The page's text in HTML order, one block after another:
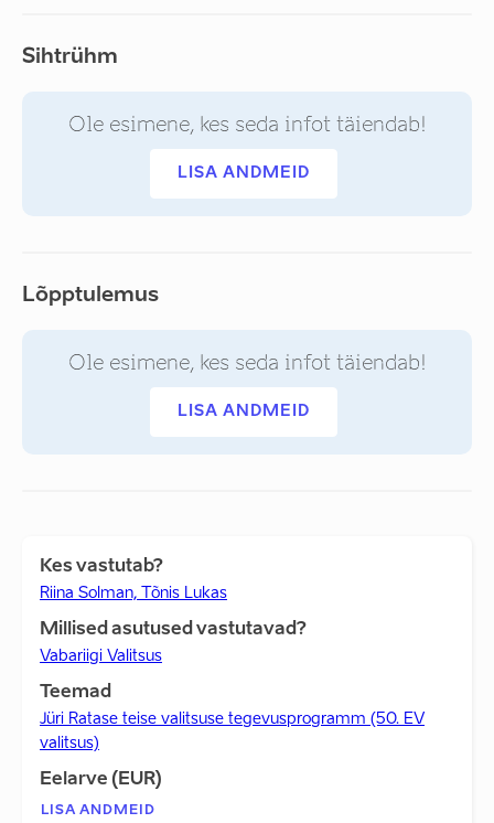
Sihtrühm
Ole esimene, kes seda infot täiendab!
LISA ANDMEID
Lõpptulemus
Ole esimene, kes seda infot täiendab!
LISA ANDMEID
Kes vastutab?
Riina Solman, Tõnis Lukas
Millised asutused vastutavad?
Vabariigi Valitsus
Teemad
Jüri Ratase teise valitsuse tegevusprogramm (50. EV
valitsus)
Eelarve (EUR)
LISA ANDMEID